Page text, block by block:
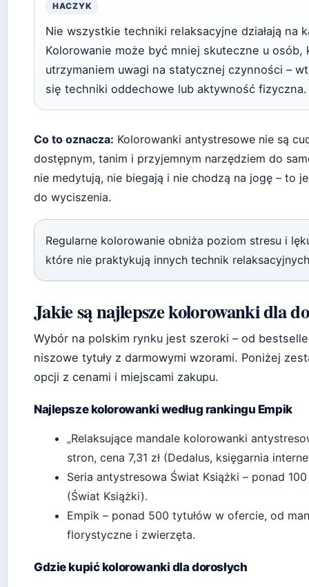
HACZYK
Nie wszystkie techniki relaksacyjne działają na
Kolorowanie może być mniej skuteczne u osób,
utrzymaniem uwagi na statycznej czynności –
się techniki oddechowe lub aktywność fizyczna.
Co to oznacza: Kolorowanki antystresowe nie są
dostępnym, tanim i przyjemnym narzędziem do
nie medytują, nie biegają i nie chodzą na jogę – to
do wyciszenia.
Regularne kolorowanie obniża poziom stresu i
które nie praktykują innych technik
Jakie są najlepsze kolorowanki dla
Wybór na polskim rynku jest szeroki – od
niszowe tytuły z darmowymi wzorami. Poniżej
opcji z cenami i miejscami zakupu.
Najlepsze kolorowanki według rankingu Empik
„Relaksujące mandale kolorowanki
stron, cena 7,31 zł (Dedalus, księgarnia
Seria antystresowa Świat Książki – ponad
(Świat Książki).
Empik – ponad 500 tytułów w ofercie, od
florystyczne i zwierzęta.
Gdzie kupić kolorowanki dla dorosłych